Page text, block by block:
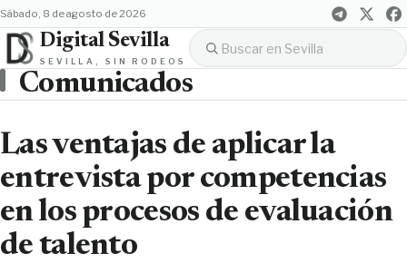
sábado, 8 de agosto de 2026
Digital Sevilla
SEVILLA, SIN RODEOS
Comunicados
Las ventajas de aplicar la
entrevista por competencias
en los procesos de evaluación
de talento